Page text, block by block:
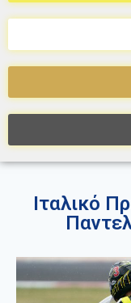
Ιταλικό